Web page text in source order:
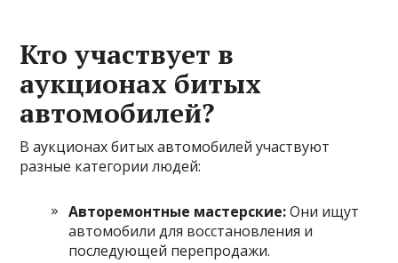
Кто участвует в
аукционах битых
автомобилей?
В аукционах битых автомобилей участвуют
разные категории людей:
Авторемонтные мастерские:Они ищут
автомобили для восстановления и
последующей перепродажи.